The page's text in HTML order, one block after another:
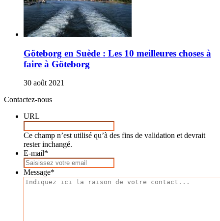
Göteborg en Suède : Les 10 meilleures choses à
faire à Göteborg
30 août 2021
Contactez-nous
URL
Ce champ n’est utilisé qu’à des fins de validation et devrait
rester inchangé.
E-mail*
Message*